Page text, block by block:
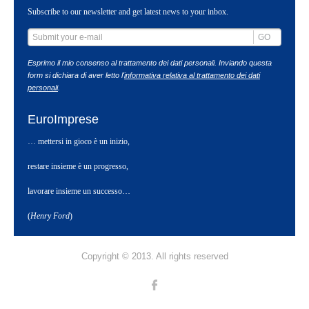
Subscribe to our newsletter and get latest news to your inbox.
GO
Esprimo il mio consenso al trattamento dei dati personali. Inviando questa
form si dichiara di aver letto l'informativa relativa al trattamento dei dati
personali.
EuroImprese
… mettersi in gioco è un inizio,
restare insieme è un progresso,
lavorare insieme un successo…
(Henry Ford)
Copyright © 2013. All rights reserved